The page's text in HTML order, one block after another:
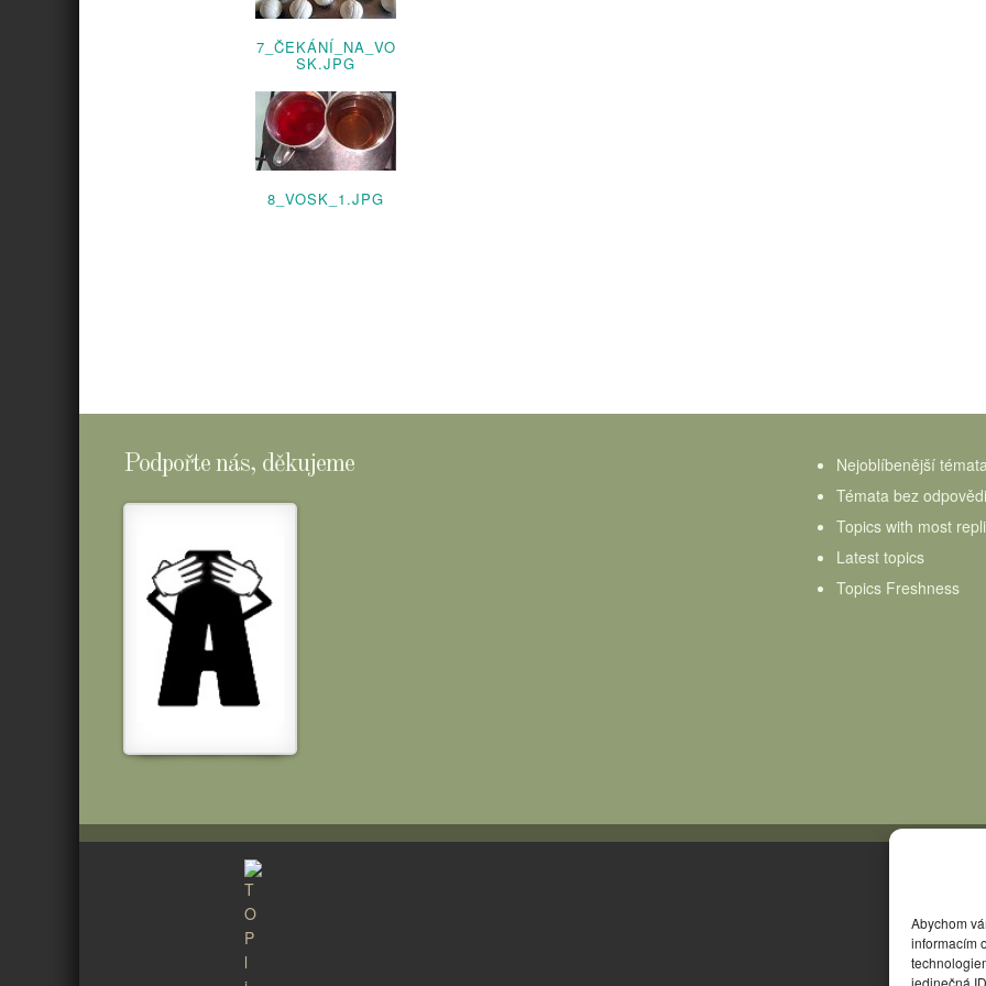
Abychom
informacím
jedinečná
7_ČEKÁNÍ_NA_VO
SK.JPG
8_VOSK_1.JPG
Podpořte nás, děkujeme
Nejoblíbenější
Témata bez odpovědi
Topics with most
Latest topics
Topics Freshness